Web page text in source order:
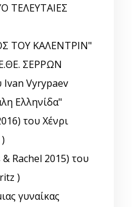
ΤΕΛΕΥΤΑΙΕΣ
ΤΟΥ ΚΑΛΕΝΤΡΙΝ"
ΣΕΡΡΩΝ
Vyrypaev
Ελληνίδα"
του Χένρι
Rachel 2015) του
)
γυναίκας